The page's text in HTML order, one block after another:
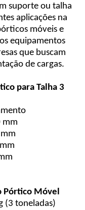
suporte ou talha
aplicações na
móveis e
equipamentos
que buscam
de cargas.
para Talha 3
mm
Pórtico Móvel
(3 toneladas)